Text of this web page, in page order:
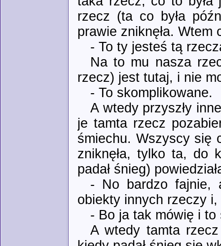
rzecz (ta co była
prawie zniknęła. Wtem
- To ty jesteś tą
Na to mu nasza
rzecz) jest tutaj, i nie
- To skomplikowane.
A wtedy przyszły
je tamta rzecz
śmiechu. Wszyscy się
zniknęła, tylko ta, do
padał śnieg)
- No bardzo fajnie,
obiekty innych rzeczy
- Bo ja tak mówię i to
A wtedy tamta